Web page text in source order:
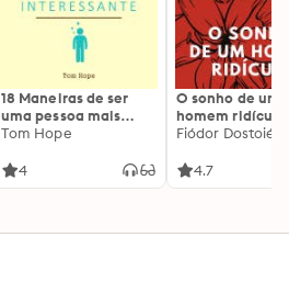
18 Maneiras de ser
uma pessoa mais
interessante
Tom Hope
4
O sonho de um
homem ridículo
Fiódor
4.7